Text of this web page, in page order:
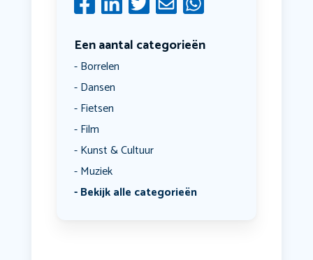
Een aantal categorieën
Borrelen
Dansen
Fietsen
Film
Kunst & Cultuur
Muziek
Bekijk alle categorieën